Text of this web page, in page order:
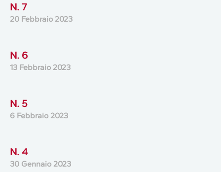
N. 7
20 Febbraio 2023
N. 6
13 Febbraio 2023
N. 5
6 Febbraio 2023
N. 4
30 Gennaio 2023